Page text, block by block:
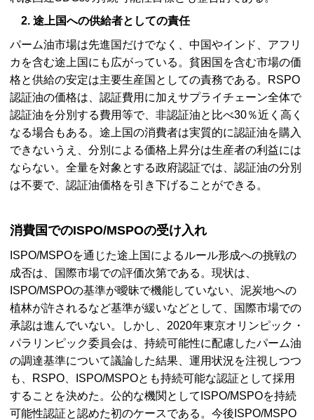
2. 途上国への供給者としての責任
パーム油市場は先進国だけでなく、中国やインド、アフリ
カを含む途上国にも広がっている。貧困国を含む市場の価
格と供給の安定は主要生産国としての責務である。RSPO
認証油の価格は、認証費用に加えサプライチェーン全体で
認証油を分別する費用等で、非認証油と比べ30％近く高く
なる場合もある。途上国の消費者は実質的に認証油を購入
できないうえ、分別による価格上昇分は生産者の利益には
ならない。全量を対象とする政府認証では、認証油の分別
は不要で、認証油価格を引き下げることができる。
消費国でのISPO/MSPOの受け入れ
ISPO/MSPOを通じた途上国によるルール形成への挑戦の
成否は、国際市場での評価次第である。現状は、
ISPO/MSPOの基準が曖昧で機能していない、泥炭地への
植林が許されるなど基準が緩いなどとして、国際市場での
承認は進んでいない。しかし、2020年東京オリンピック・
パラリンピック委員会は、持続可能性に配慮したパーム油
の調達基準について議論した結果、運用状況を注視しつつ
も、RSPO、ISPO/MSPOとも持続可能な認証として採用
することを決めた。公的な機関としてISPO/MSPOを持続
可能性認証と認めた初のケースである。今後ISPO/MSPO